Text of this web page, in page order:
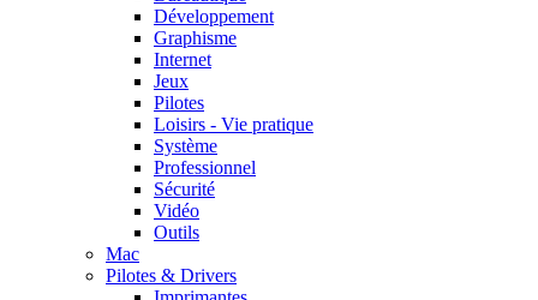
Développement
Graphisme
Internet
Jeux
Pilotes
Loisirs - Vie pratique
Système
Professionnel
Sécurité
Vidéo
Outils
Mac
Pilotes & Drivers